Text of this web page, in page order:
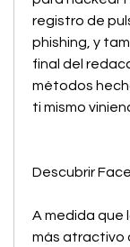
registro de
phishing, y
final del
métodos
ti mismo
Descubrir
A medida que
más atractivo